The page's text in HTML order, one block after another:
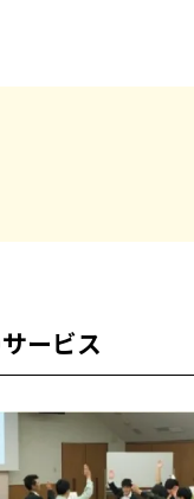
ービス